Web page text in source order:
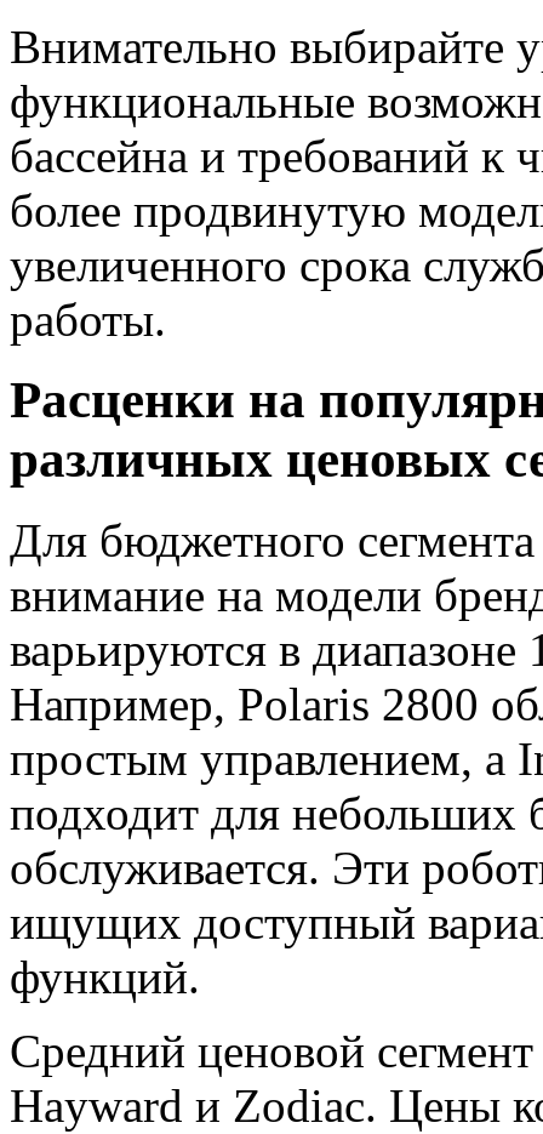
Внимательно выбирайте
функциональные
бассейна и требований к
более продвинутую
увеличенного срока
работы.
Расценки на
различных ценовых
Для бюджетного
внимание на модели
варьируются в
Например, Polaris 2800
простым управлением, а
подходит для небольших
обслуживается. Эти
ищущих доступный
функций.
Средний ценовой
Hayward и Zodiac. Цены